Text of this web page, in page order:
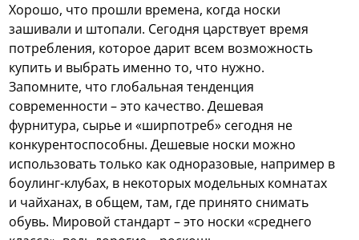
Хорошо, что прошли времена, когда носки
зашивали и штопали. Сегодня царствует время
потребления, которое дарит всем возможность
купить и выбрать именно то, что нужно.
Запомните, что глобальная тенденция
современности – это качество. Дешевая
фурнитура, сырье и «ширпотреб» сегодня не
конкурентоспособны. Дешевые носки можно
использовать только как одноразовые, например в
боулинг-клубах, в некоторых модельных комнатах
и чайханах, в общем, там, где принято снимать
обувь. Мировой стандарт – это носки «среднего